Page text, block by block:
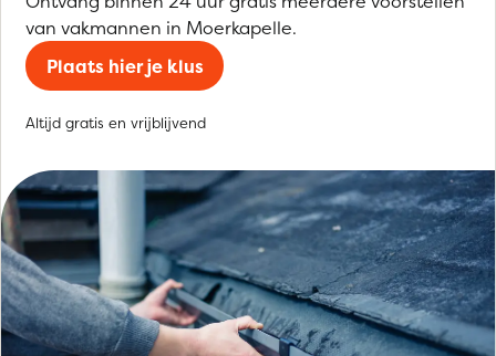
van vakmannen in Moerkapelle.
Plaats hier je klus
Altijd gratis en vrijblijvend